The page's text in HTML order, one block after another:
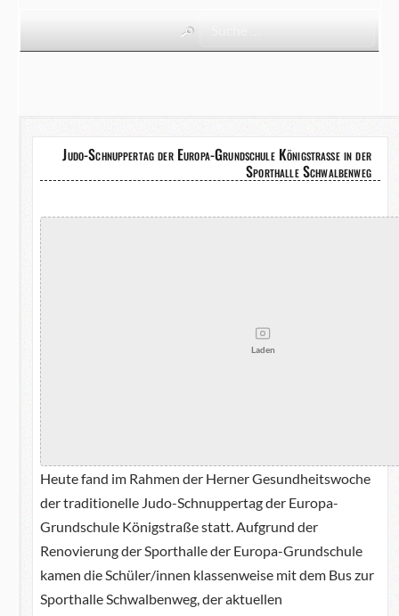
Judo-Schnuppertag der Europa-Grundschule Königstraße in der
Sporthalle Schwalbenweg
Laden
Heute fand im Rahmen der Herner Gesundheitswoche
der traditionelle Judo-Schnuppertag der Europa-
Grundschule Königstraße statt. Aufgrund der
Renovierung der Sporthalle der Europa-Grundschule
kamen die Schüler/innen klassenweise mit dem Bus zur
Sporthalle Schwalbenweg, der aktuellen